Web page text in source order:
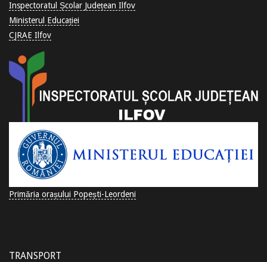
Inspectoratul Școlar Județean Ilfov
Ministerul Educației
CJRAE Ilfov
Primăria orașului Popești-Leordeni
TRANSPORT